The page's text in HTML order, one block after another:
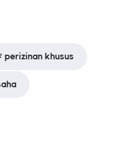
perizinan khusus